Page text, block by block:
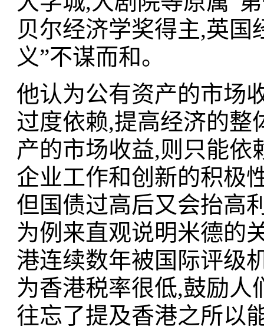
贝尔经济学奖得主,英国
义”不谋而和。
他认为公有资产的市场
过度依赖,提高经济的整
产的市场收益,则只能依
企业工作和创新的积极
但国债过高后又会抬高
为例来直观说明米德的
港连续数年被国际评级
为香港税率很低,鼓励人
往忘了提及香港之所以